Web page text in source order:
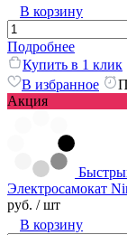
В корзину
Подробнее
Купить в 1 клик
В избранное
Акция
Электросамокат
руб. / шт
В корзину